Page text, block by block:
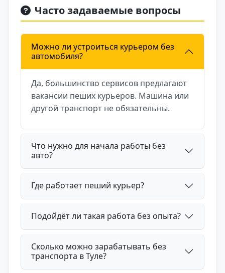
Часто задаваемые вопросы
Можно ли устроиться курьером без
автомобиля?
Да, большинство сервисов предлагают
вакансии пеших курьеров. Машина или
другой транспорт не обязательны.
Что нужно для начала работы без
авто?
Где работает пеший курьер?
Подойдёт ли такая работа без опыта?
Сколько можно зарабатывать без
транспорта в Туле?